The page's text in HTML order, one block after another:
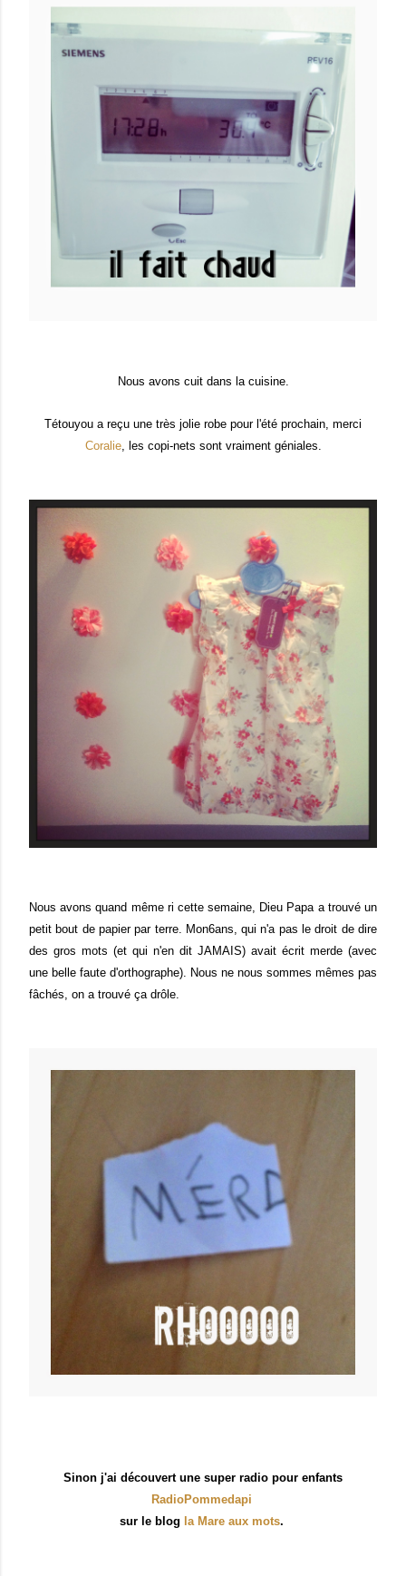
Nous avons cuit dans la cuisine.
Tétouyou a reçu une très jolie robe pour l'été prochain, merci
Coralie, les copi-nets sont vraiment géniales.
Nous avons quand même ri cette semaine, Dieu Papa a trouvé un
petit bout de papier par terre. Mon6ans, qui n'a pas le droit de dire
des gros mots (et qui n'en dit JAMAIS) avait écrit merde (avec
une belle faute d'orthographe). Nous ne nous sommes mêmes pas
fâchés, on a trouvé ça drôle.
Sinon j'ai découvert une super radio pour enfants
RadioPommedapi
sur le blog la Mare aux mots.